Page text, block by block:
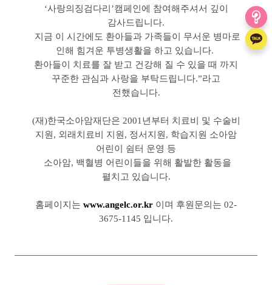
‘사랑의징검다리’캠페인에 참여해주셔서 깊이
감사드립니다.
지금 이 시간에도 환아들과 가족들이 무서운 병마로
인해 힘겨운 투병생활을 하고 있습니다.
환아들이 치료를 잘 받고 건강해 질 수 있을 때 까지
꾸준한 관심과 사랑을 부탁드립니다.”라고
전했습니다.
(재)한국소아암재단은 2001년부터 치료비 및 수술비
지원, 외래치료비 지원, 정서지원, 학습지원 소아암
어린이 쉼터 운영 등
소아암, 백혈병 어린이들을 위해 활발한 활동을
펼치고 있습니다.
홈페이지는 www.angelc.or.kr 이며 후원문의는 02-
3675-1145 입니다.